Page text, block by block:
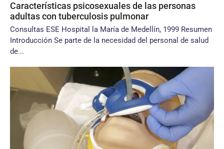
Características psicosexuales de las personas
adultas con tuberculosis pulmonar
Consultas ESE Hospital la María de Medellín, 1999 Resumen
Introducción Se parte de la necesidad del personal de salud
de...